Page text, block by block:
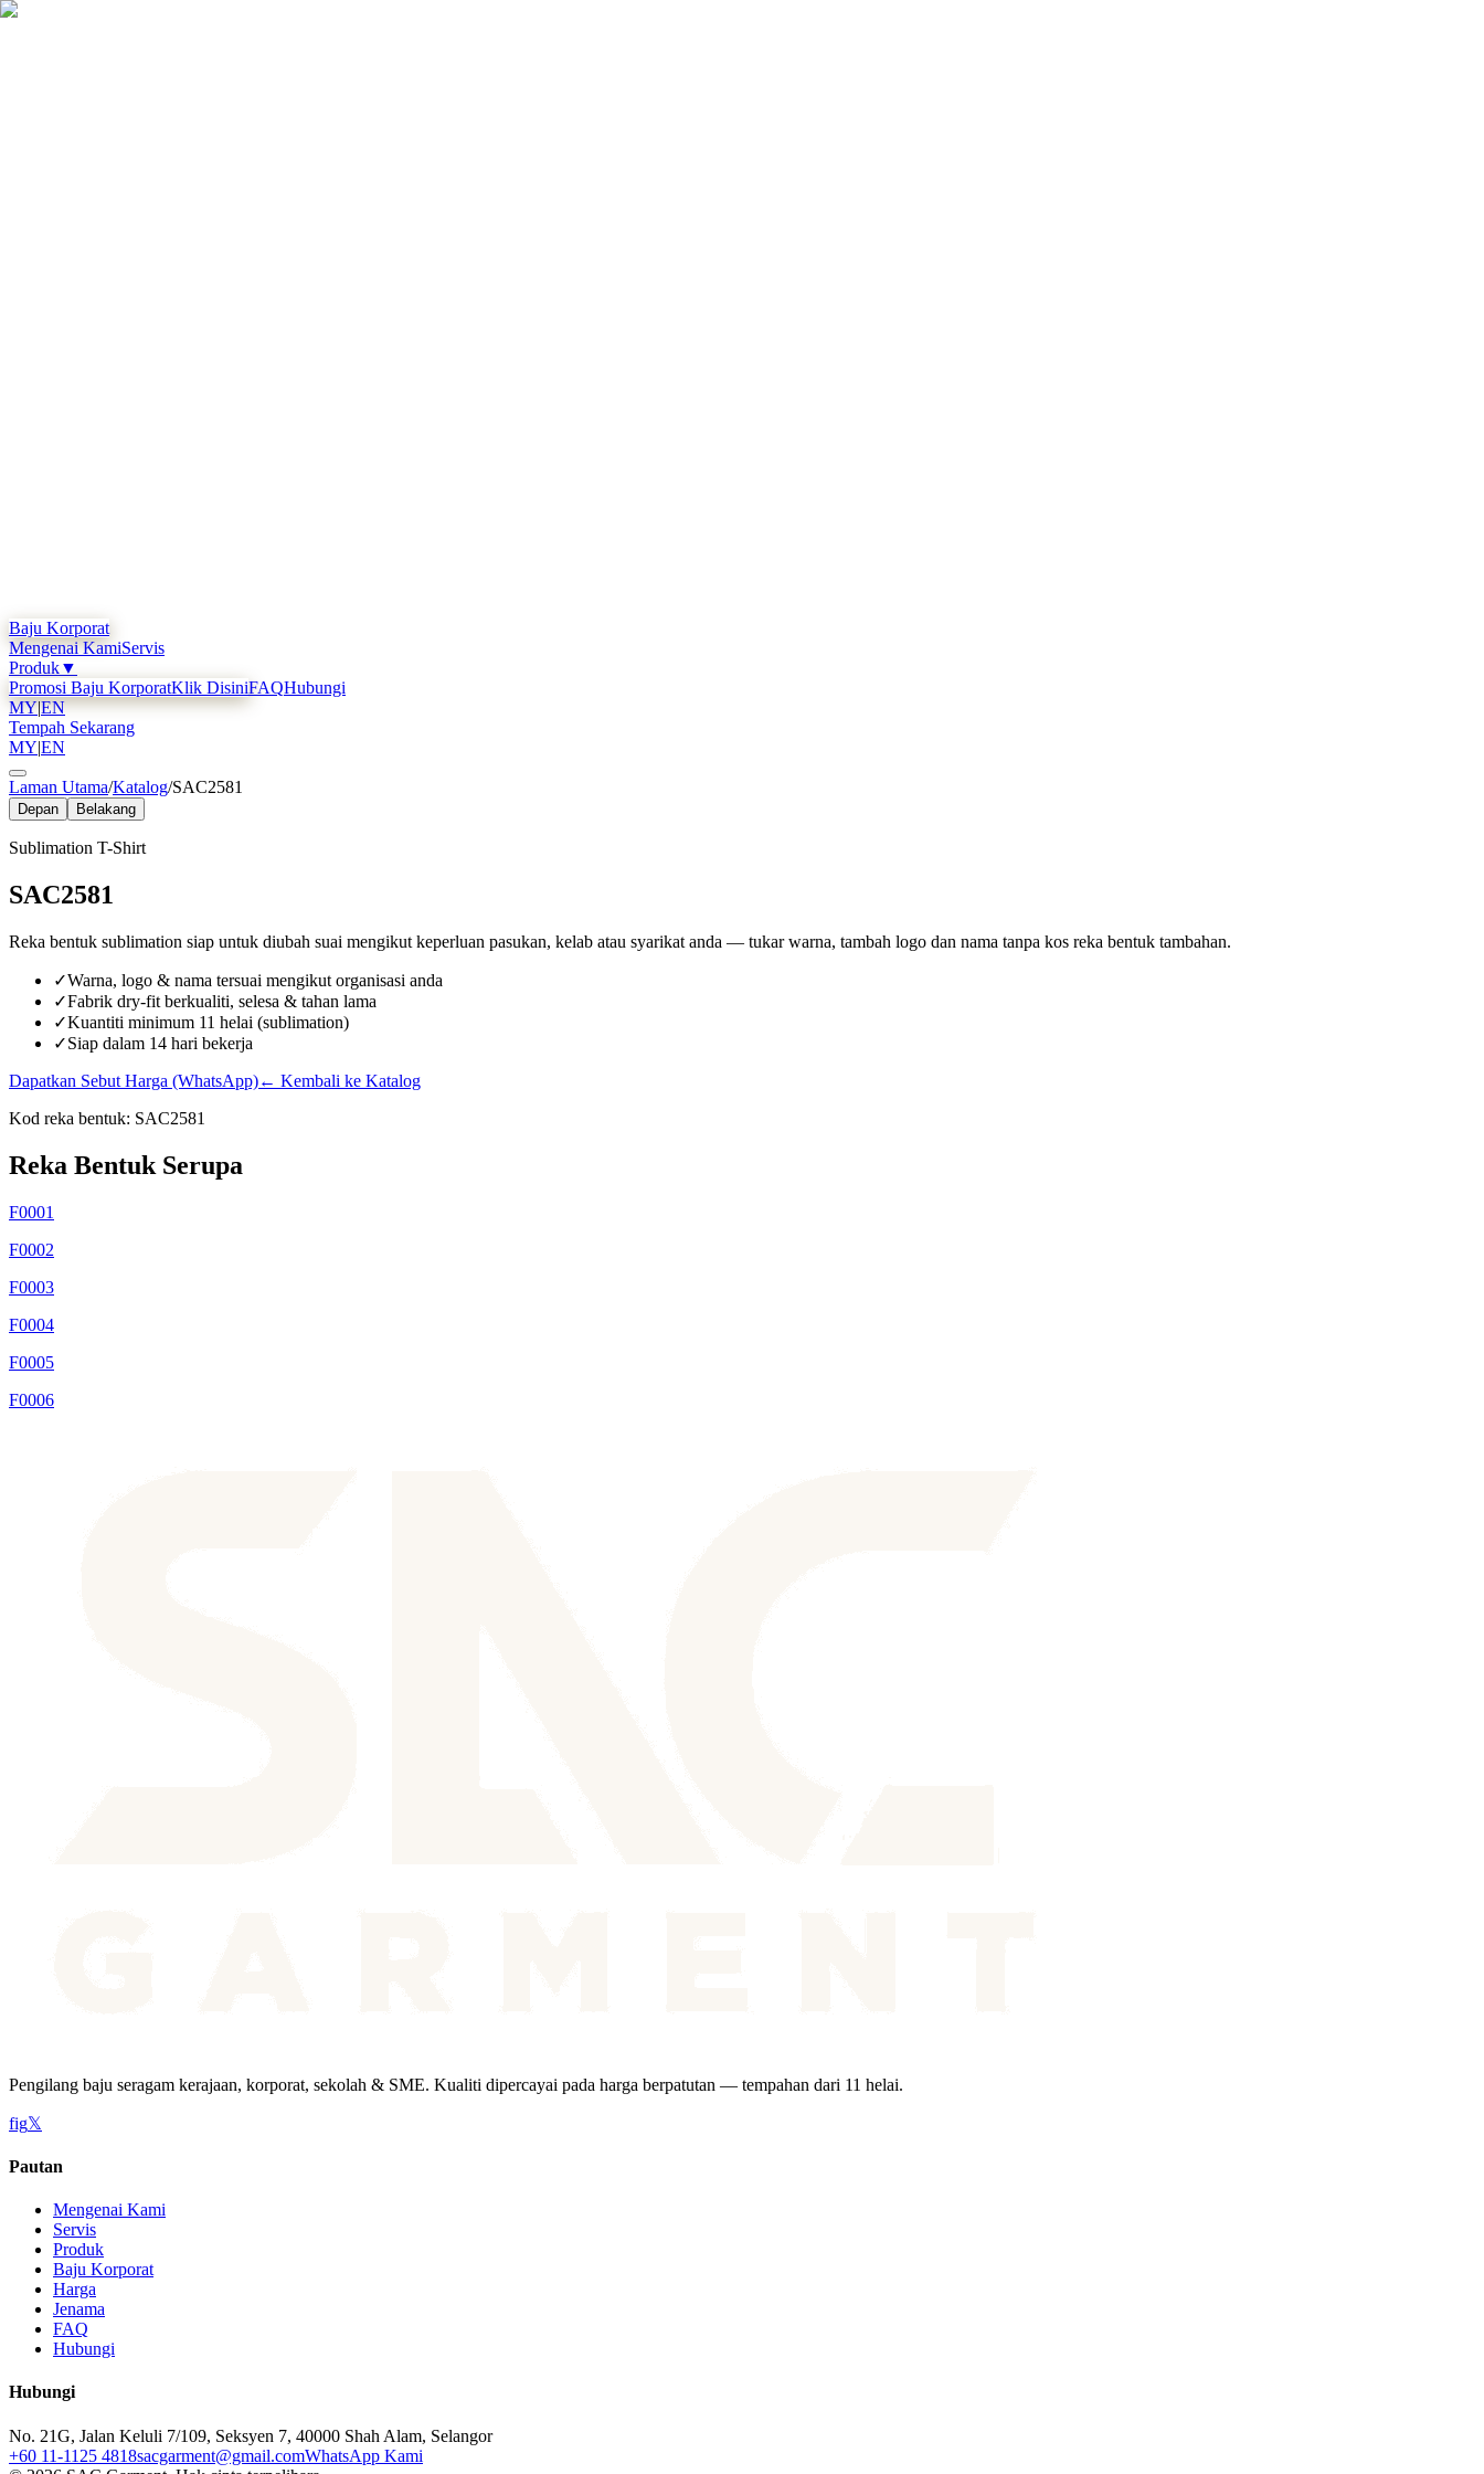
Baju Korporat
Mengenai KamiServis
Produk▼
Promosi Baju KorporatKlik DisiniFAQHubungi
MY|EN
Tempah Sekarang
MY|EN
Laman Utama/Katalog/SAC2581
Depan Belakang
Sublimation T-Shirt
SAC2581
Reka bentuk sublimation siap untuk diubah suai mengikut keperluan pasukan, kelab atau syarikat anda — tukar warna, tambah logo dan nama tanpa kos reka bentuk tambahan.
✓Warna, logo & nama tersuai mengikut organisasi anda
✓Fabrik dry-fit berkualiti, selesa & tahan lama
✓Kuantiti minimum 11 helai (sublimation)
✓Siap dalam 14 hari bekerja
Dapatkan Sebut Harga (WhatsApp)← Kembali ke Katalog
Kod reka bentuk: SAC2581
Reka Bentuk Serupa
F0001
F0002
F0003
F0004
F0005
F0006
Pengilang baju seragam kerajaan, korporat, sekolah & SME. Kualiti dipercayai pada harga berpatutan — tempahan dari 11 helai.
fig𝕏
Pautan
Mengenai Kami
Servis
Produk
Baju Korporat
Harga
Jenama
FAQ
Hubungi
Hubungi
No. 21G, Jalan Keluli 7/109, Seksyen 7, 40000 Shah Alam, Selangor
+60 11-1125 4818sacgarment@gmail.comWhatsApp Kami